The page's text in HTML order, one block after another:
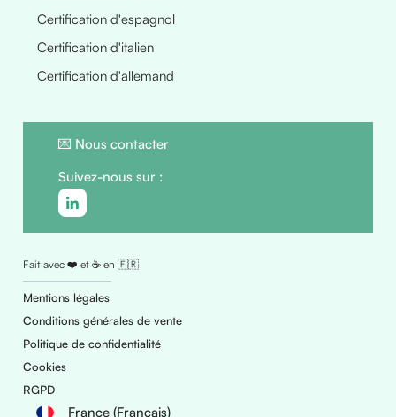
Certification d'espagnol
Certification d'italien
Certification d'allemand
💌 Nous contacter
Suivez-nous sur :
Fait avec ❤️ et ☕ en 🇫🇷
Mentions légales
Conditions générales de vente
Politique de confidentialité
Cookies
RGPD
France (Français)